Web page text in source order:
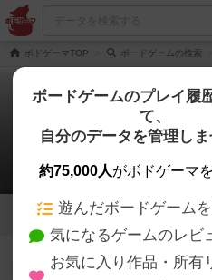
ボドゲーマTOP ボードゲームの検索
インペ
2件のレ
9
631名
仙人
ボードゲームのプレイ履
て、
自分のデータを管理しま
約75,000人がボドゲーマ
遊んだボードゲーム
気になるゲームのレビ
お気に入り作品・所有